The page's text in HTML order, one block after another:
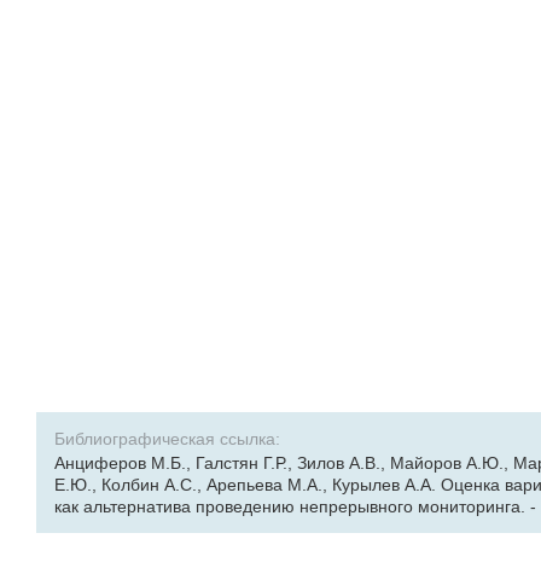
Библиографическая ссылка:
Анциферов М.Б., Галстян Г.Р., Зилов А.В., Майоров А.Ю.,
Е.Ю., Колбин А.С., Арепьева М.А., Курылев А.А. Оценка
как альтернатива проведению непрерывного